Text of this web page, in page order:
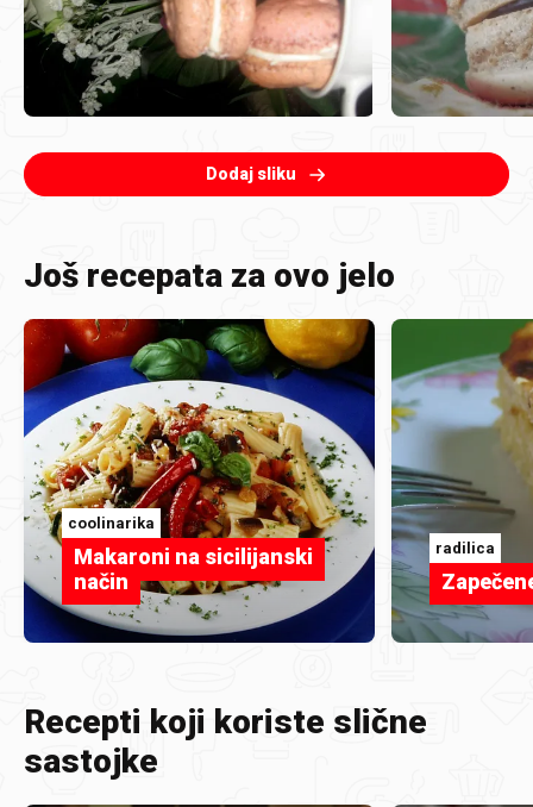
Dodaj sliku
Još recepata za ovo jelo
coolinarika
Makaroni na sicilijanski
način
radilica
Recepti koji koriste slične
sastojke